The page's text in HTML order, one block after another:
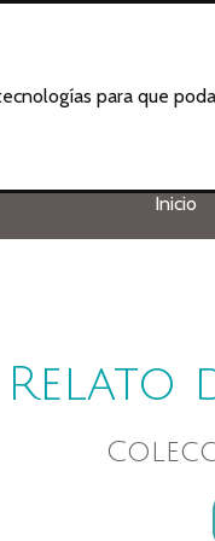
Inicio
Relato
para que